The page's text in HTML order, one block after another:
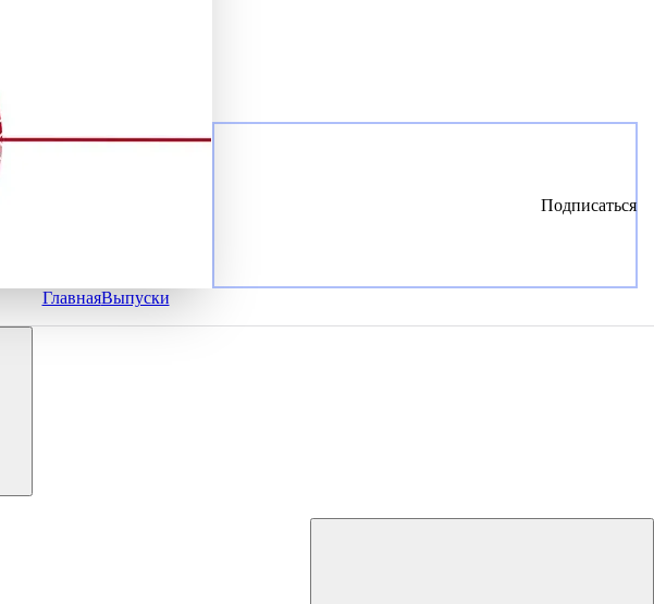
Подписаться
ГлавнаяВыпуски